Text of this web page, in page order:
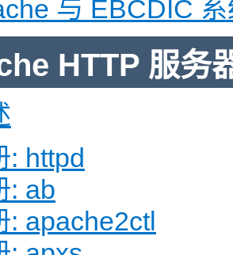
与 EBCDIC
HTTP 服务
: httpd
: ab
: apache2ctl